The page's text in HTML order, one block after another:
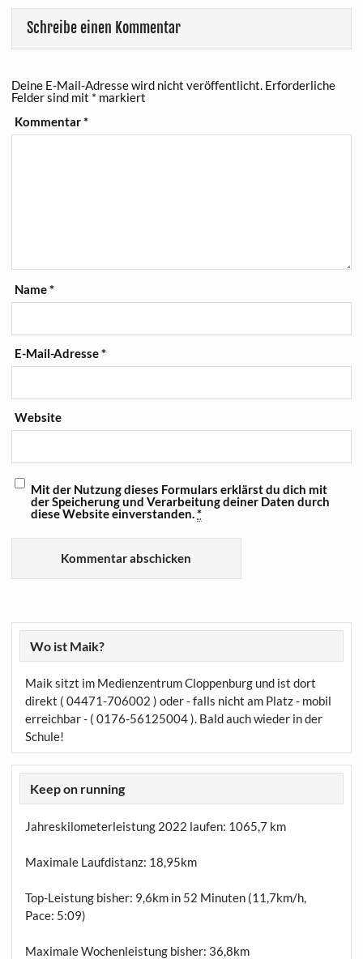
Schreibe einen Kommentar
Deine E-Mail-Adresse wird nicht veröffentlicht. Erforderliche
Felder sind mit * markiert
Kommentar*
Name*
E-Mail-Adresse*
Website
Mit der Nutzung dieses Formulars erklärst du dich mit
der Speicherung und Verarbeitung deiner Daten durch
diese Website einverstanden.*
Wo ist Maik?
Maik sitzt im Medienzentrum Cloppenburg und ist dort
direkt ( 04471-706002 ) oder - falls nicht am Platz - mobil
erreichbar - ( 0176-56125004 ). Bald auch wieder in der
Schule!
Keep on running
Jahreskilometerleistung 2022 laufen: 1065,7 km
Maximale Laufdistanz: 18,95km
Top-Leistung bisher: 9,6km in 52 Minuten (11,7km/h,
Pace: 5:09)
Maximale Wochenleistung bisher: 36,8km